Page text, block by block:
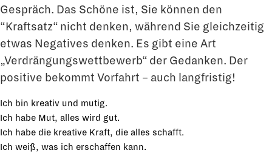
Gespräch. Das Schöne ist, Sie können den
“Kraftsatz“ nicht denken, während Sie gleichzeitig
etwas Negatives denken. Es gibt eine Art
„Verdrängungswettbewerb“ der Gedanken. Der
positive bekommt Vorfahrt – auch langfristig!
Ich bin kreativ und mutig.
Ich habe Mut, alles wird gut.
Ich habe die kreative Kraft, die alles schafft.
Ich weiß, was ich erschaffen kann.